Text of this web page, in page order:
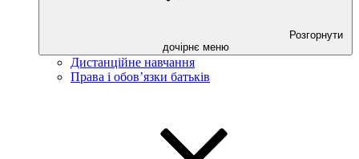
Розгорнути
дочірнє меню
Дистанційне навчання
Права і обов’язки батьків